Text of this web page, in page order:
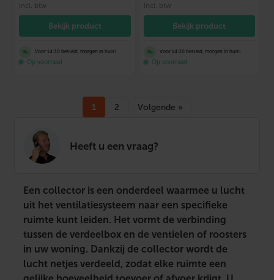
Heeft u een vraag?
incl. btw
Bekijk product
Voor 14:30 besteld, morgen in huis!
Op voorraad
incl. btw
Bekijk product
Voor 14:30 besteld, morgen in huis!
Op voorraad
1 2 Volgende »
Een collector is een onderdeel waarmee u lucht
uit het ventilatiesysteem naar een specifieke
ruimte kunt leiden. Het vormt de verbinding
tussen de verdeelbox en de ventielen of roosters
in uw woning. Dankzij de collector wordt de
lucht netjes verdeeld, zodat elke ruimte een